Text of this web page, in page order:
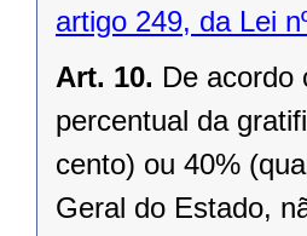
artigo 249, da Lei
Art. 10. De acordo
percentual da
cento) ou 40%
Geral do Estado,